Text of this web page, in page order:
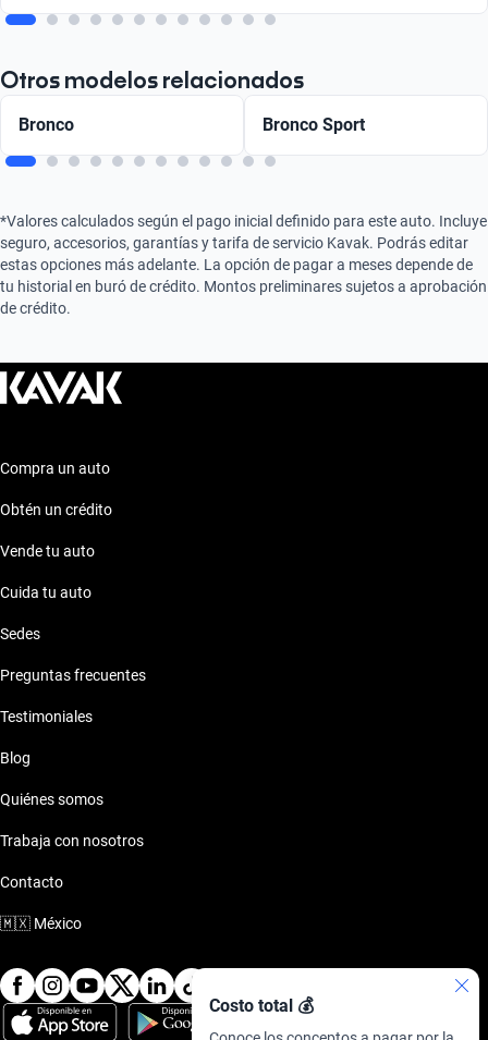
Otros modelos relacionados
Bronco Bronco Sport
*Valores calculados según el pago inicial definido para este auto. Incluye
seguro, accesorios, garantías y tarifa de servicio Kavak. Podrás editar
estas opciones más adelante. La opción de pagar a meses depende de
tu historial en buró de crédito. Montos preliminares sujetos a aprobación
de crédito.
Costo total 💰
Compra un auto
Obtén un crédito
Vende tu auto
Cuida tu auto
Sedes
Preguntas frecuentes
Testimoniales
Blog
Quiénes somos
Trabaja con nosotros
Contacto
🇲🇽 México